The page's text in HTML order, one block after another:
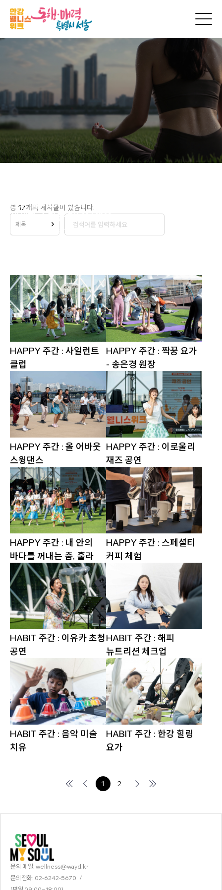
한강 웰니스 위크의
생생한 순간을 만나보세요
행사 현장의 분위기와 다양한 프로그램의 모습을 담은
총 17개의 게시물이 있습니다.
제목
제목
HAPPY 주간 : 사일런트
클럽
HAPPY 주간 : 짝꿍 요가
- 송은경 원장
HAPPY 주간 : 올 어바웃
스윙댄스
HAPPY 주간 : 이로울리
재즈 공연
HAPPY 주간 : 내 안의
바다를 꺼내는 춤, 훌라
HAPPY 주간 : 스페셜티
커피 체험
HABIT 주간 : 이유카 초청
공연
HABIT 주간 : 해피
뉴트리션 체크업
HABIT 주간 : 음악 미술
치유
HABIT 주간 : 한강 힐링
요가
1 2
문의 메일: wellness@wayd.kr
문의전화: 02-6242-5670 /